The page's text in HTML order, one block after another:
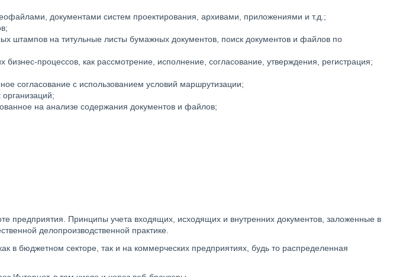
документами систем проектирования, архивами, приложениями и т.д.;
штампов на титульные листы бумажных документов, поиск документов и файлов по
процессов, как рассмотрение, исполнение, согласование, утверждения, регистрация;
согласование с использованием условий маршрутизации;
на анализе содержания документов и файлов;
предприятия. Принципы учета входящих, исходящих и внутренних документов, заложенные в
делопроизводственной практике.
бюджетном секторе, так и на коммерческих предприятиях, будь то распределенная